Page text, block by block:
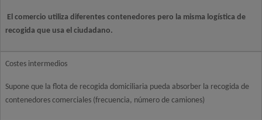
El comercio utiliza diferentes contenedores pero la misma logística de
recogida que usa el ciudadano.
Costes intermedios
Supone que la flota de recogida domiciliaria pueda absorber la recogida de
contenedores comerciales (frecuencia, número de camiones)